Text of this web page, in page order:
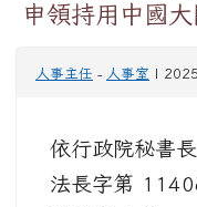
申領持用中國
人事主任 - 人事室 |
依行政院秘書
法長字第